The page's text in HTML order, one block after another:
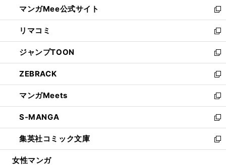
く
ド
ウ
で
開
く
ィ
ン
ド
ウ
で
開
く
い
ウ
ィ
ン
ド
ウ
で
開
く
マンガMee公式サイト
新
し
い
ウ
ィ
ン
ド
ウ
で
開
く
リマコミ
新
し
い
ウ
ィ
ン
ド
ウ
で
開
く
ジャンプTOON
新
し
い
ウ
ィ
ン
ド
ウ
で
開
ZEBRACK
新
し
い
ウ
ィ
ン
ド
ウ
マンガMeets
新
し
い
ウ
ィ
ン
S-MANGA
新
し
い
ウ
集英社コミック文庫
新
し
女性マンガ